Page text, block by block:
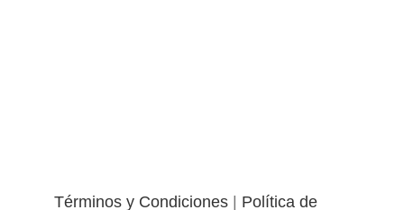
Términos y Condiciones Política de